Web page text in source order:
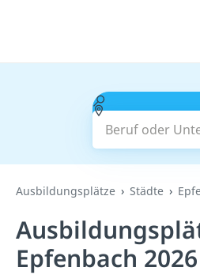
Beruf oder
Ausbildungsplätze Städte
Epfenbach